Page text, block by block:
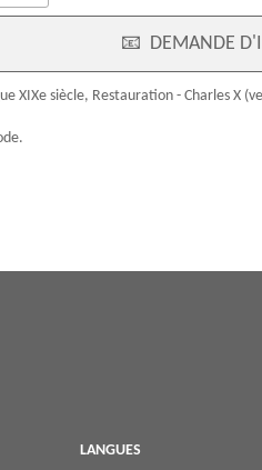
📧 DEMANDE
XIXe siècle, Restauration - Charles X
LANGUES